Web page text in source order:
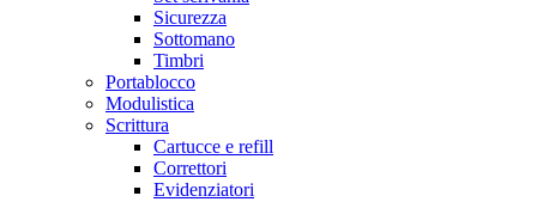
Sicurezza
Sottomano
Timbri
Portablocco
Modulistica
Scrittura
Cartucce e refill
Correttori
Evidenziatori